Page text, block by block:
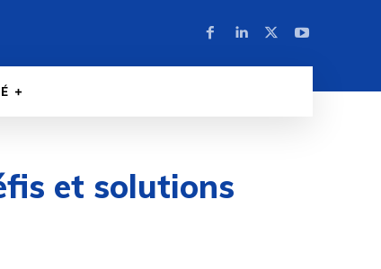
et solutions